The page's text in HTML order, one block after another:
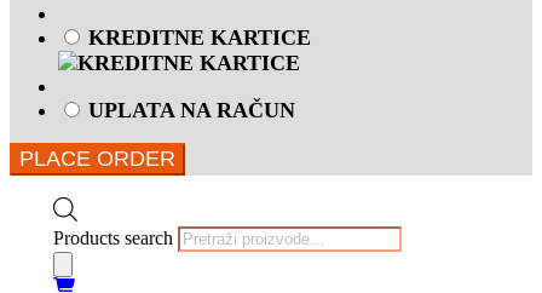
KREDITNE KARTICE
UPLATA NA RAČUN
PLACE ORDER
Products search